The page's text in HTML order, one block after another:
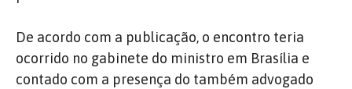
De acordo com a publicação, o encontro teria
ocorrido no gabinete do ministro em Brasília e
contado com a presença do também advogado